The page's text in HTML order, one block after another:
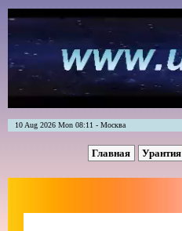
10 Aug 2026 Mon 08:11 - Москва
Главная Урантия